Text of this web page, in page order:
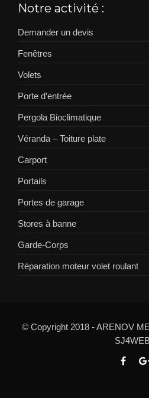
Notre activité :
Demander un devis
Fenêtres
Volets
Porte d’entrée
Pergola Bioclimatique
Véranda – Toiture plate
Carport
Portails
Portes de garage
Stores à banne
Garde-Corps
Réparation moteur volet roulant
© Copyright 2018 - ARENOV